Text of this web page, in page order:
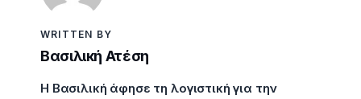
WRITTEN BY
Βασιλική Ατέση
Η Βασιλική άφησε τη λογιστική για την